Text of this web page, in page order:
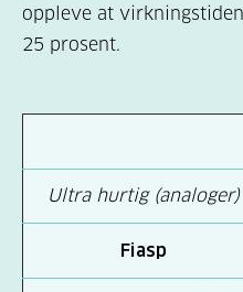
oppleve at
25 prosent.
Ultra hurtig (analoger)
Fiasp